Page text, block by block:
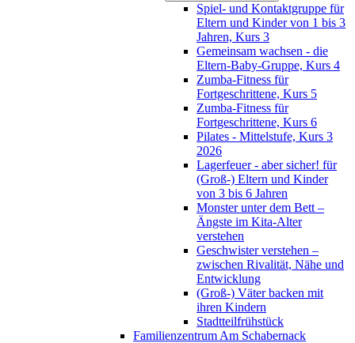
Spiel- und Kontaktgruppe für
Eltern und Kinder von 1 bis 3
Jahren, Kurs 3
Gemeinsam wachsen - die
Eltern-Baby-Gruppe, Kurs 4
Zumba-Fitness für
Fortgeschrittene, Kurs 5
Zumba-Fitness für
Fortgeschrittene, Kurs 6
Pilates - Mittelstufe, Kurs 3
2026
Lagerfeuer - aber sicher! für
(Groß-) Eltern und Kinder
von 3 bis 6 Jahren
Monster unter dem Bett –
Ängste im Kita-Alter
verstehen
Geschwister verstehen –
zwischen Rivalität, Nähe und
Entwicklung
(Groß-) Väter backen mit
ihren Kindern
Stadtteilfrühstück
Familienzentrum Am Schabernack